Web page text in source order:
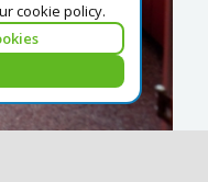
cookie policy.